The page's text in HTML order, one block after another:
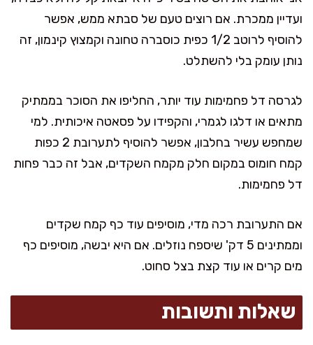
ועדיין ממכרת. אם רוצים טעם של סבתא ממש, אפשר
להוסיף לרוטב 1/2 כפית כוסברה טחונה וקמצוץ קינמון, זה
נותן עומק בלי להשתלט.
לגרסה דל פחמימות עוד יותר, החליפו את הסוכר בממתיק
מתאים או דלגו לגמרי, והקפידו על פסאטה איכותית. למי
שמחפש עשיר בחלבון, אפשר להוסיף לתערובת 2 כפות
קמח חומוס במקום חלק מקמח השקדים, אבל זה כבר פחות
דל פחמימות.
אם התערובת רכה מדי, מוסיפים עוד כף קמח שקדים
וממתינים 5 דק' שיספח נוזלים. אם היא יבשה, מוסיפים כף
מים קרים או עוד קצת בצל סחוט.
שאלות ותשובות